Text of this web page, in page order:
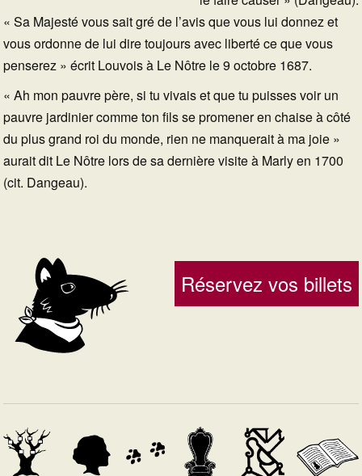
« Sa Majesté vous sait gré de l’avis que vous lui donnez et
vous ordonne de lui dire toujours avec liberté ce que vous
penserez » écrit Louvois à Le Nôtre le 9 octobre 1687.
« Ah mon pauvre père, si tu vivais et que tu puisses voir un
pauvre jardinier comme ton fils se promener en chaise à côté
du plus grand roi du monde, rien ne manquerait à ma joie »
aurait dit Le Nôtre lors de sa dernière visite à Marly en 1700
(cit. Dangeau).
Réservez vos billets